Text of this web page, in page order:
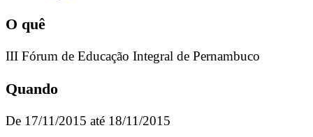
O quê
III Fórum de Educação Integral de Pernambuco
Quando
De 17/11/2015 até 18/11/2015